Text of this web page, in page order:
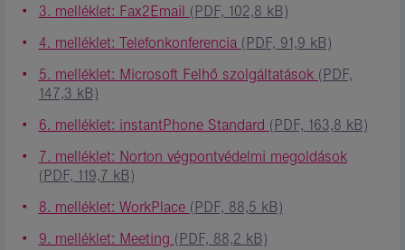
3. melléklet: Fax2Email (PDF, 102,8 kB)
4. melléklet: Telefonkonferencia (PDF, 91,9 kB)
5. melléklet: Microsoft Felhő szolgáltatások (PDF,
147,3 kB)
6. melléklet: instantPhone Standard (PDF, 163,8 kB)
7. melléklet: Norton végpontvédelmi megoldások
(PDF, 119,7 kB)
8. melléklet: WorkPlace (PDF, 88,5 kB)
9. melléklet: Meeting (PDF, 88,2 kB)